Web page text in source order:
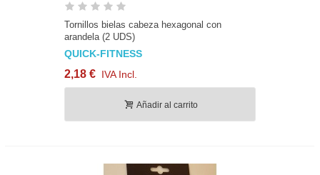
Tornillos bielas cabeza hexagonal con
arandela (2 UDS)
QUICK-FITNESS
2,18 € IVA Incl.
Añadir al carrito